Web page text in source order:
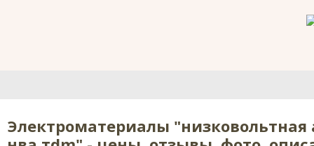
Электроматериалы "низковольтная